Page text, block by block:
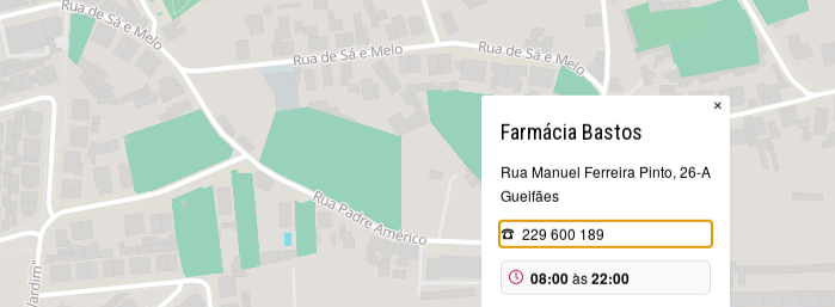
Farmácia Bastos
Rua Manuel Ferreira Pinto, 26-A
Gueifães
229 600 189
08:00às22:00
×